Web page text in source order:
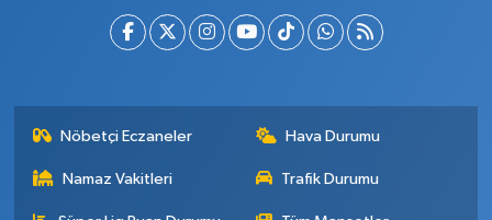
Nöbetçi Eczaneler Hava Durumu
Namaz Vakitleri Trafik Durumu